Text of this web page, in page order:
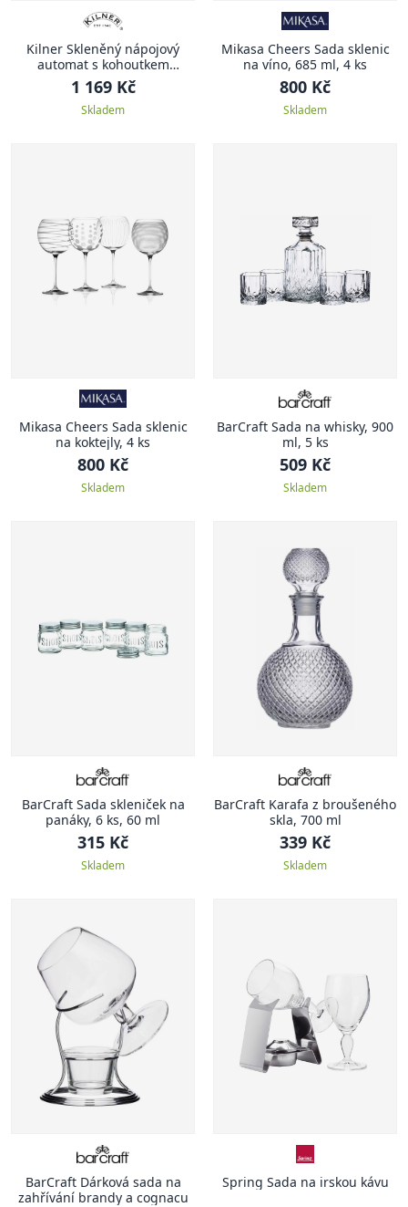
Kilner Skleněný nápojový
automat s kohoutkem
diamantový 5l
1 169 Kč
Skladem
Mikasa Cheers Sada sklenic
na víno, 685 ml, 4 ks
800 Kč
Skladem
Mikasa Cheers Sada sklenic
na koktejly, 4 ks
800 Kč
Skladem
BarCraft Sada na whisky, 900
ml, 5 ks
509 Kč
Skladem
BarCraft Sada skleniček na
panáky, 6 ks, 60 ml
315 Kč
Skladem
BarCraft Karafa z broušeného
skla, 700 ml
339 Kč
Skladem
BarCraft Dárková sada na
zahřívání brandy a cognacu
Spring Sada na irskou kávu